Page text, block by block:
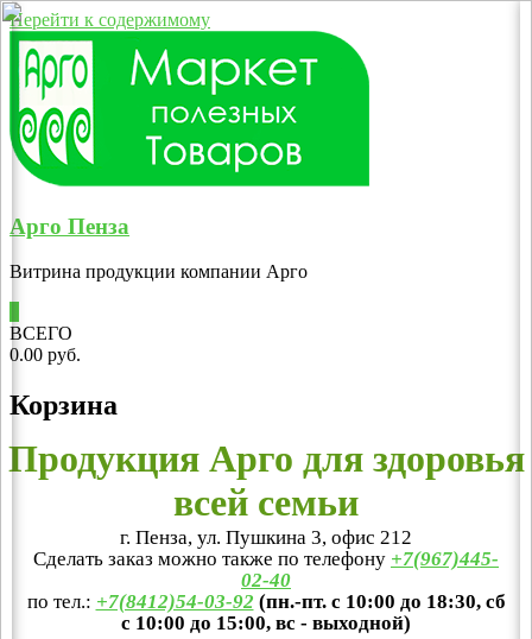
Перейти к содержимому
Арго Пенза
Витрина продукции компании Арго
ВСЕГО
0.00 руб.
Корзина
Продукция Арго для здоровья
всей семьи
г. Пенза, ул. Пушкина 3, офис 212
Сделать заказ можно также по телефону +7(967)445-
02-40
по тел.: +7(8412)54-03-92 (пн.-пт. с 10:00 до 18:30, сб
с 10:00 до 15:00, вс - выходной)